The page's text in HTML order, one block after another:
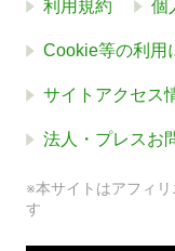
利用規約 個
Cookie等の利用
サイトアクセス
法人・プレスお
※本サイトはアフィ
す